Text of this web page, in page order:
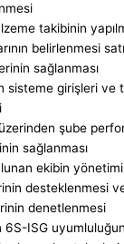
takibinin
belirlenmesi
sağlanması
sisteme girişleri ve
şube
sağlanması
ekibin
desteklenmesi
denetlenmesi
6S-ISG